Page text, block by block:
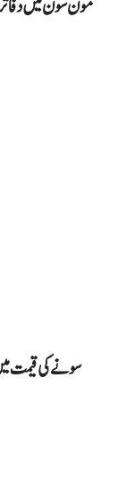
مون سون میں